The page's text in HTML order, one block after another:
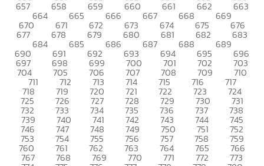
657 658 659 660 661 662 663
664 665 666 667 668 669
670 671 672 673 674 675 676
677 678 679 680 681 682 683
684 685 686 687 688 689
690 691 692 693 694 695 696
697 698 699 700 701 702 703
704 705 706 707 708 709 710
711 712 713 714 715 716 717
718 719 720 721 722 723 724
725 726 727 728 729 730 731
732 733 734 735 736 737 738
739 740 741 742 743 744 745
746 747 748 749 750 751 752
753 754 755 756 757 758 759
760 761 762 763 764 765 766
767 768 769 770 771 772 773